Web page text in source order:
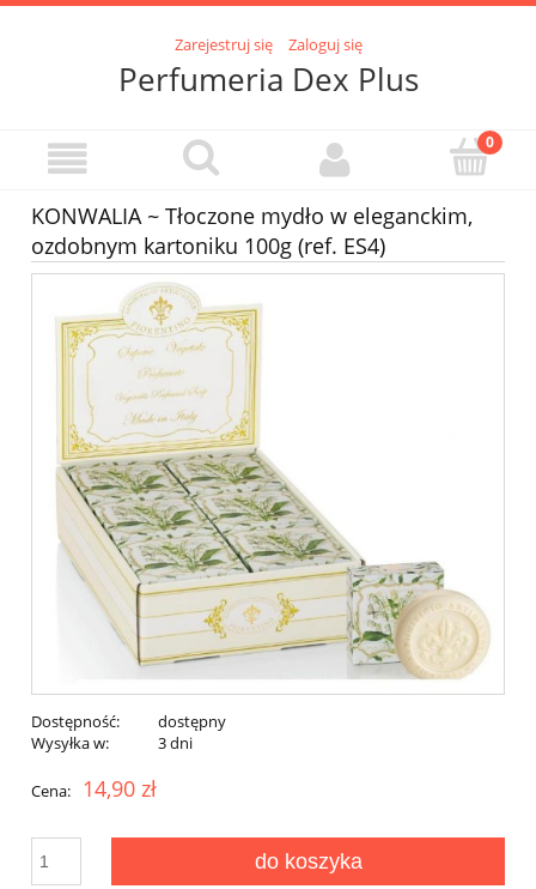
Zarejestruj się Zaloguj się
Perfumeria Dex Plus
KONWALIA ~ Tłoczone mydło w eleganckim,
ozdobnym kartoniku 100g (ref. ES4)
Dostępność:
dostępny
Wysyłka w:
3 dni
Cena: 14,90 zł
do koszyka